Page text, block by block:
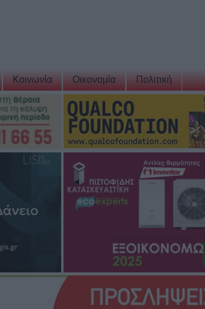
Κοινωνία Οικονομία Πολιτική